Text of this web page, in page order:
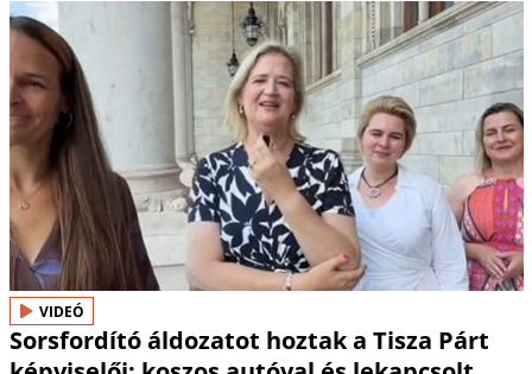
VIDEÓ
Sorsfordító áldozatot hoztak a Tisza Párt